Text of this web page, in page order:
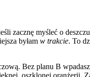
zacznę myśleć o
byłam w trakcie. To
Bez planu B
oszklonej